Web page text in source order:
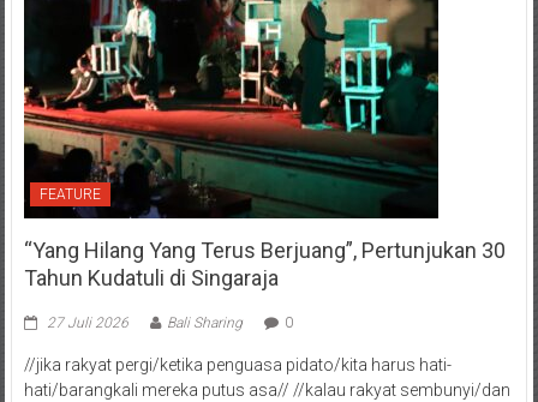
FEATURE
“Yang Hilang Yang Terus Berjuang”, Pertunjukan 30
Tahun Kudatuli di Singaraja
27 Juli 2026 Bali Sharing 0
//jika rakyat pergi/ketika penguasa pidato/kita harus hati-
hati/barangkali mereka putus asa// //kalau rakyat sembunyi/dan